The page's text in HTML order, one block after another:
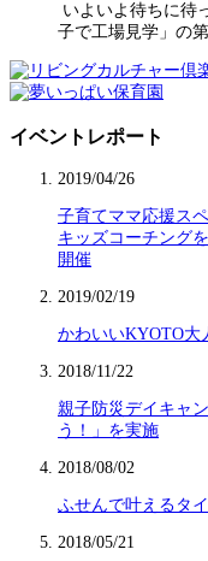
いよいよ待ちに待
子で工場見学」の
イベントレポート
2019/04/26
子育てママ応援ス
キッズコーチング
開催
2019/02/19
かわいいKYOTO大
2018/11/22
親子防災デイキャ
う！」を実施
2018/08/02
ふせんで叶えるタ
2018/05/21